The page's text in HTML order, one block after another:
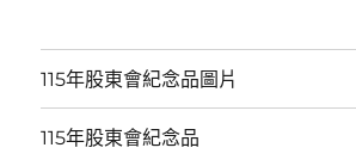
115年股東會紀念品圖片
115年股東會紀念品